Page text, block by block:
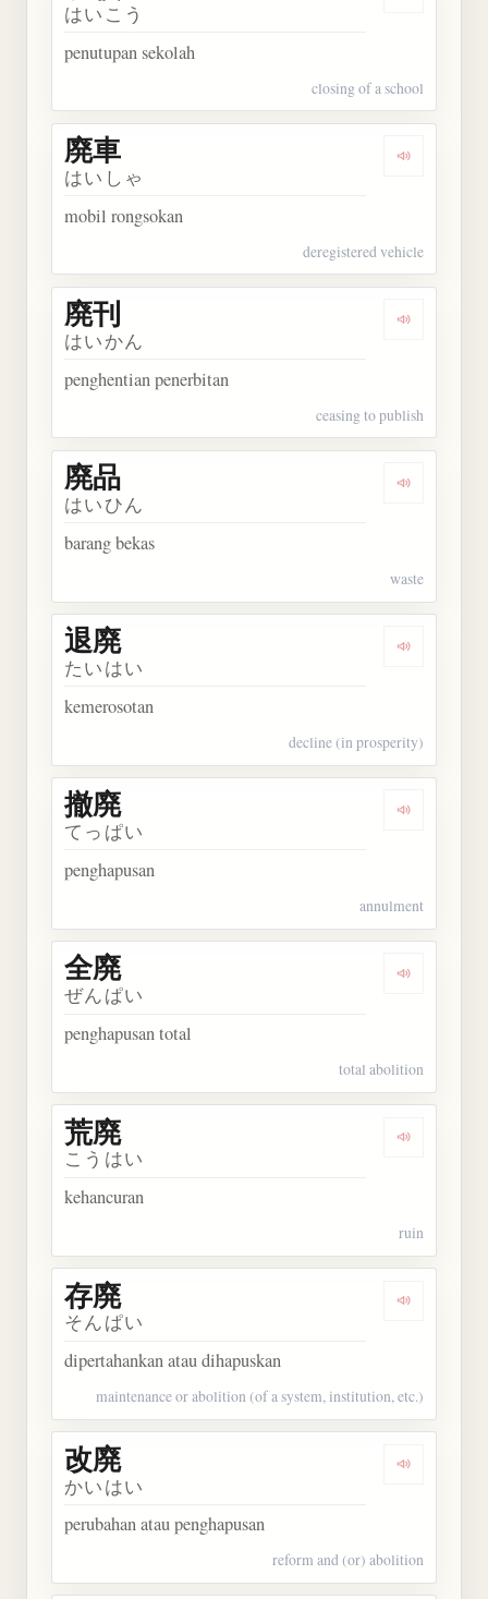
はいこう
penutupan sekolah
closing of a school
Dengarkan
廃車
はいしゃ
mobil rongsokan
deregistered vehicle
Dengarkan
廃刊
はいかん
penghentian penerbitan
ceasing to publish
Dengarkan
廃品
はいひん
barang bekas
waste
Dengarkan
退廃
たいはい
kemerosotan
decline (in prosperity)
Dengarkan
撤廃
てっぱい
penghapusan
annulment
Dengarkan
全廃
ぜんぱい
penghapusan total
total abolition
Dengarkan
荒廃
こうはい
kehancuran
ruin
Dengarkan
存廃
そんぱい
dipertahankan atau dihapuskan
maintenance or abolition (of a system, institution, etc.)
Dengarkan
改廃
かいはい
perubahan atau penghapusan
reform and (or) abolition